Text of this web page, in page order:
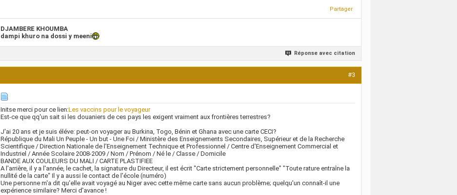
Partager
DJAMBERE KHOUMBA
dampi khuro na dossi y meeni
Réponse avec citation
#3
Initse merci pour ce lien:Les vaccins pour le voyageur
Est-ce que qq'un sait si les douaniers de ces pays les exigent vraiment aux frontières terrestres?
J'ai 20 ans et je suis éléve: peut-on voyager au Burkina, Togo, Bénin et Ghana avec une carte CECI?
République du Mali Un Peuple - Un but - Une Foi / Ministère des Enseignements Secondaires, Supérieur et de la Recherche
Scientifique / Direction Nationale de l'Enseignement Technique et Professionnel / Centre d'Enseignement Commercial et
Industriel / Année Scolaire 2008-2009 / Nom / Prénom / Né le / Classe / Domicile
BANDE AUX COULEURS DU MALI / CARTE PLASTIFIEE
A l'arrière, il y a l'année, le cachet, la signature du Directeur, il est écrit "Carte strictement personnelle" "Toute rature entraîne la
nullité de la carte" Il y a aussi le contact de l'école (numéro)
Une personne m'a dit qu'elle avait voyagé au Niger avec cette même carte sans aucun problème; quelqu'un connaît-il une
expérience similaire? Merci d'avance !